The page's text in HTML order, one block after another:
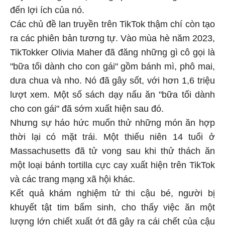
đến lợi ích của nó.
Các chủ đề lan truyền trên TikTok thậm chí còn tạo
ra các phiên bản tương tự. Vào mùa hè năm 2023,
TikTokker Olivia Maher đã đăng những gì cô gọi là
"bữa tối dành cho con gái" gồm bánh mì, phô mai,
dưa chua và nho. Nó đã gây sốt, với hơn 1,6 triệu
lượt xem. Một số sách dạy nấu ăn "bữa tối dành
cho con gái" đã sớm xuất hiện sau đó.
Nhưng sự háo hức muốn thử những món ăn hợp
thời lại có mặt trái. Một thiếu niên 14 tuổi ở
Massachusetts đã tử vong sau khi thử thách ăn
một loại bánh tortilla cực cay xuất hiện trên TikTok
và các trang mạng xã hội khác.
Kết quả khám nghiệm tử thi cậu bé, người bị
khuyết tật tim bẩm sinh, cho thấy việc ăn một
lượng lớn chiết xuất ớt đã gây ra cái chết của cậu